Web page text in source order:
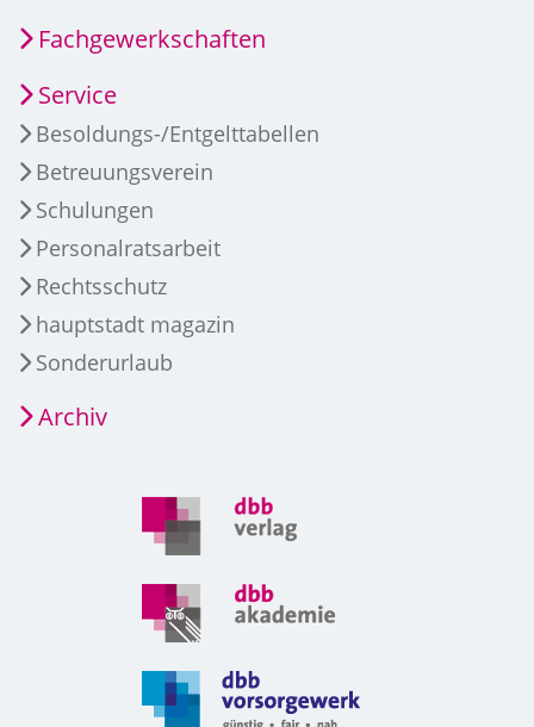
Fachgewerkschaften
Service
Besoldungs-/Entgelttabellen
Betreuungsverein
Schulungen
Personalratsarbeit
Rechtsschutz
hauptstadt magazin
Sonderurlaub
Archiv